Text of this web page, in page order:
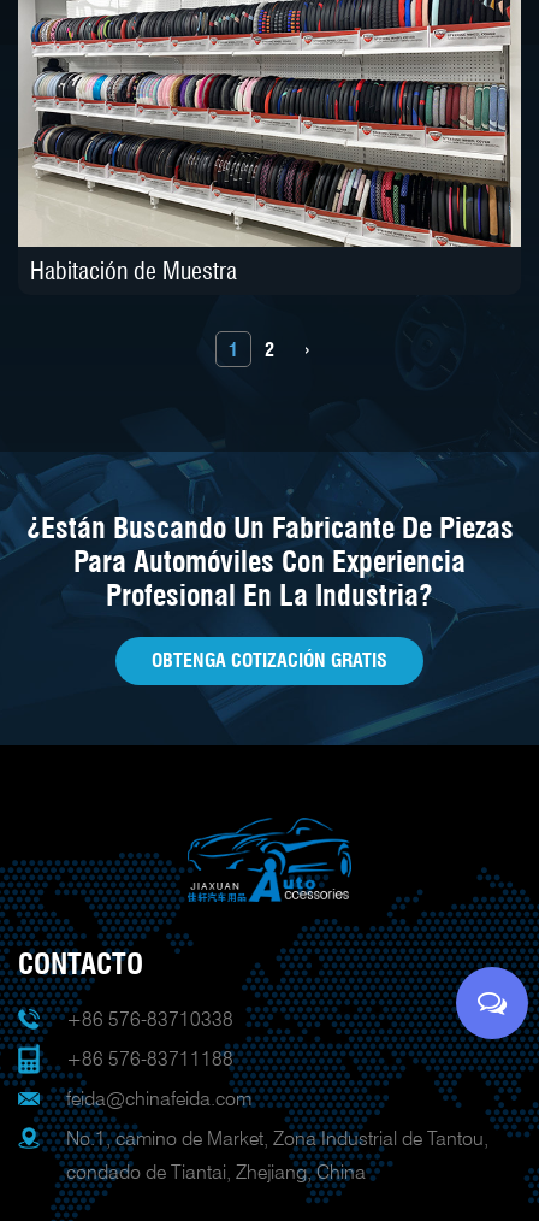
Habitación de Muestra
1 2 ›
¿Están Buscando Un Fabricante De Piezas
Para Automóviles Con Experiencia
Profesional En La Industria?
OBTENGA COTIZACIÓN GRATIS
CONTACTO
+86 576-83710338
+86 576-83711188
feida@chinafeida.com
No.1, camino de Market, Zona Industrial de Tantou,
condado de Tiantai, Zhejiang, China